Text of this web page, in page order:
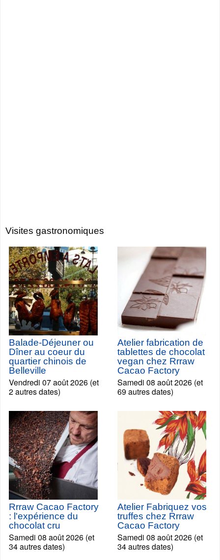
Visites gastronomiques
Balade-Déjeuner ou
Dîner au coeur du
quartier chinois de
Belleville
Vendredi 07 août 2026 (et
2 autres dates)
Atelier fabrication de
tablettes de chocolat
vegan chez Rrraw
Cacao Factory
Samedi 08 août 2026 (et
69 autres dates)
Rrraw Cacao Factory
: l'expérience du
chocolat cru
Samedi 08 août 2026 (et
34 autres dates)
Atelier Fabriquez vos
truffes chez Rrraw
Cacao Factory
Samedi 08 août 2026 (et
34 autres dates)